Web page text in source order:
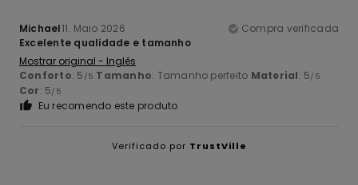
Michael11. Maio 2026
Compra verificada
Excelente qualidade e tamanho
Mostrar original - Inglês
Conforto: 5 /5 Tamanho: Tamanho perfeito Material: 5/5
Cor: 5/5
Eu recomendo este produto
Verificado por TrustVille